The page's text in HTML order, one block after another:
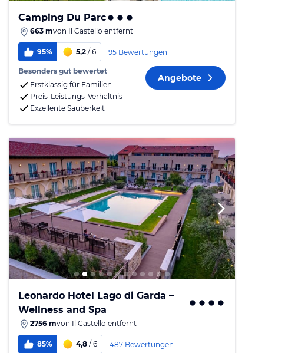
Camping Du Parc
663 mvon Il Castello entfernt
95% 5,2 / 6 95 Bewertungen
Besonders gut bewertet
Erstklassig für Familien
Preis-Leistungs-Verhältnis
Exzellente Sauberkeit
Angebote
Leonardo Hotel Lago di Garda –
Wellness and Spa
2756 mvon Il Castello entfernt
85% 4,8 / 6 487 Bewertungen